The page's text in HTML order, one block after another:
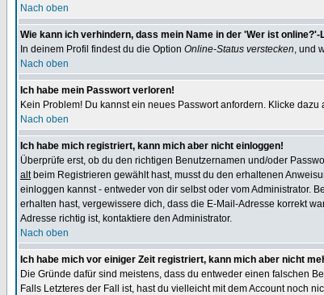
Nach oben
Wie kann ich verhindern, dass mein Name in der 'Wer ist
In deinem Profil findest du die Option Online-Status verstecken, und
Nach oben
Ich habe mein Passwort verloren!
Kein Problem! Du kannst ein neues Passwort anfordern. Klicke
Nach oben
Ich habe mich registriert, kann mich aber nicht einloggen!
Überprüfe erst, ob du den richtigen Benutzernamen und/oder
altbeim Registrieren gewählt hast, musst du den erhaltenen
einloggen kannst - entweder von dir selbst oder vom Administrator.
erhalten hast, vergewissere dich, dass die E-Mail-Adresse korrekt
Adresse richtig ist, kontaktiere den Administrator.
Nach oben
Ich habe mich vor einiger Zeit registriert, kann mich aber nicht
Die Gründe dafür sind meistens, dass du entweder einen falschen
Falls Letzteres der Fall ist, hast du vielleicht mit dem Account noch